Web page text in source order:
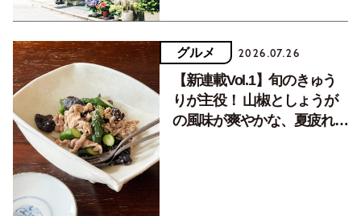
グルメ 2026.07.26
【新連載Vol.1】旬のきゅう
りが主役！ 山椒としょうが
の風味が爽やかな、夏疲れを